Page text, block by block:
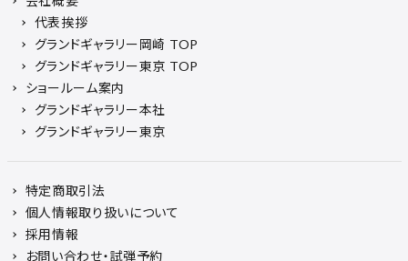
代表挨拶
グランドギャラリー岡崎 TOP
グランドギャラリー東京 TOP
ショールーム案内
グランドギャラリー本社
グランドギャラリー東京
特定商取引法
個人情報取り扱いについて
採用情報
お問い合わせ・試弾予約